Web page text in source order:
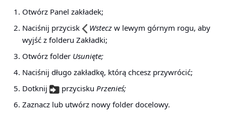
Otwórz Panel zakładek;
Naciśnij przycisk
Wstecz w lewym górnym rogu, aby
wyjść z folderu Zakładki;
Otwórz folder Usunięte;
Naciśnij długo zakładkę, którą chcesz przywrócić;
Dotknij
przycisku Przenieś;
Zaznacz lub utwórz nowy folder docelowy.